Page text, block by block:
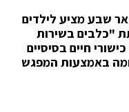
שבע מציע לילדים
"כלבים בשירות
חיים בסיסיים
באמצעות המפגש